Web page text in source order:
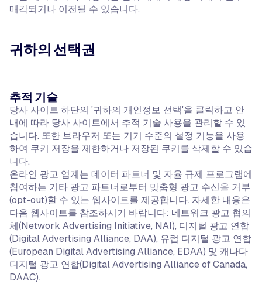
매각되거나 이전될 수 있습니다.
귀하의 선택권
추적 기술
당사 사이트 하단의 '귀하의 개인정보 선택'을 클릭하고 안
내에 따라 당사 사이트에서 추적 기술 사용을 관리할 수 있
습니다. 또한 브라우저 또는 기기 수준의 설정 기능을 사용
하여 쿠키 저장을 제한하거나 저장된 쿠키를 삭제할 수 있습
니다.
온라인 광고 업계는 데이터 파트너 및 자율 규제 프로그램에
참여하는 기타 광고 파트너로부터 맞춤형 광고 수신을 거부
(opt-out)할 수 있는 웹사이트를 제공합니다. 자세한 내용은
다음 웹사이트를 참조하시기 바랍니다: 네트워크 광고 협의
체(Network Advertising Initiative, NAI), 디지털 광고 연합
(Digital Advertising Alliance, DAA), 유럽 디지털 광고 연합
(European Digital Advertising Alliance, EDAA) 및 캐나다
디지털 광고 연합(Digital Advertising Alliance of Canada,
DAAC).